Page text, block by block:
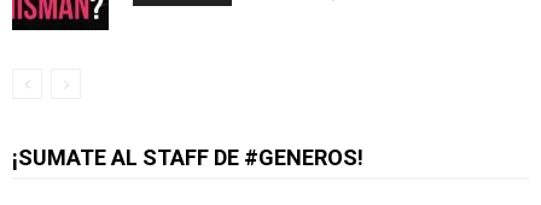
¡SUMATE AL STAFF DE #GENEROS!